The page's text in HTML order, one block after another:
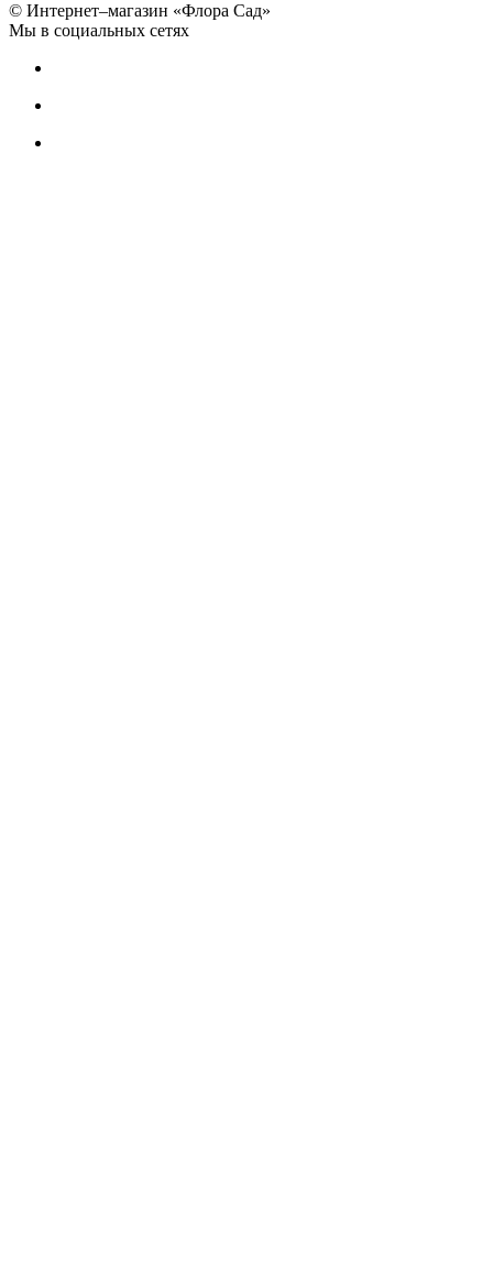
© Интернет–магазин «Флора Сад»
Мы в социальных сетях